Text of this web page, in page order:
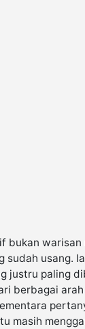
bukan warisan
sudah usang.
justru paling
berbagai
masih